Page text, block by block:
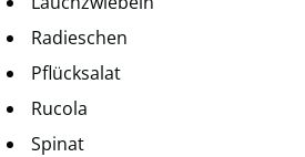
Radieschen
Pflücksalat
Rucola
Spinat